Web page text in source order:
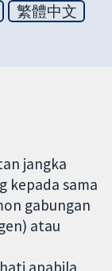
繁體中文
jangka
kepada sama
gabungan
atau